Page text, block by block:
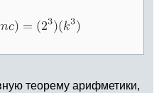
теорему арифметики,